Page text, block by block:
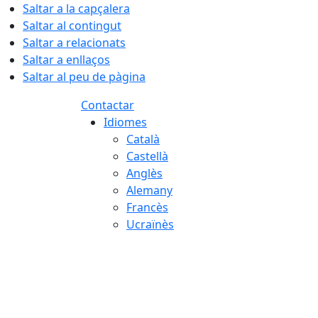
Saltar a la capçalera
Saltar al contingut
Saltar a relacionats
Saltar a enllaços
Saltar al peu de pàgina
Contactar
Idiomes
Català
Castellà
Anglès
Alemany
Francès
Ucraïnès